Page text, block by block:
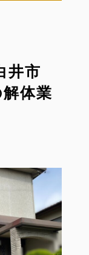
井市
体業